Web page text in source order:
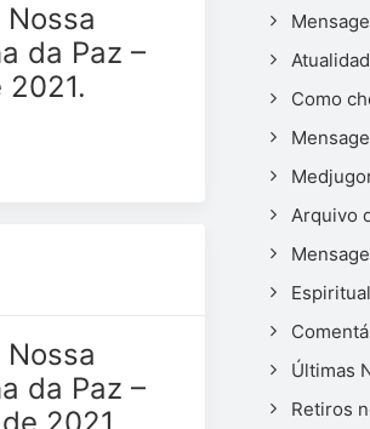
da Paz –
da Paz –
Como
Arquivo
Últimas
Retiros